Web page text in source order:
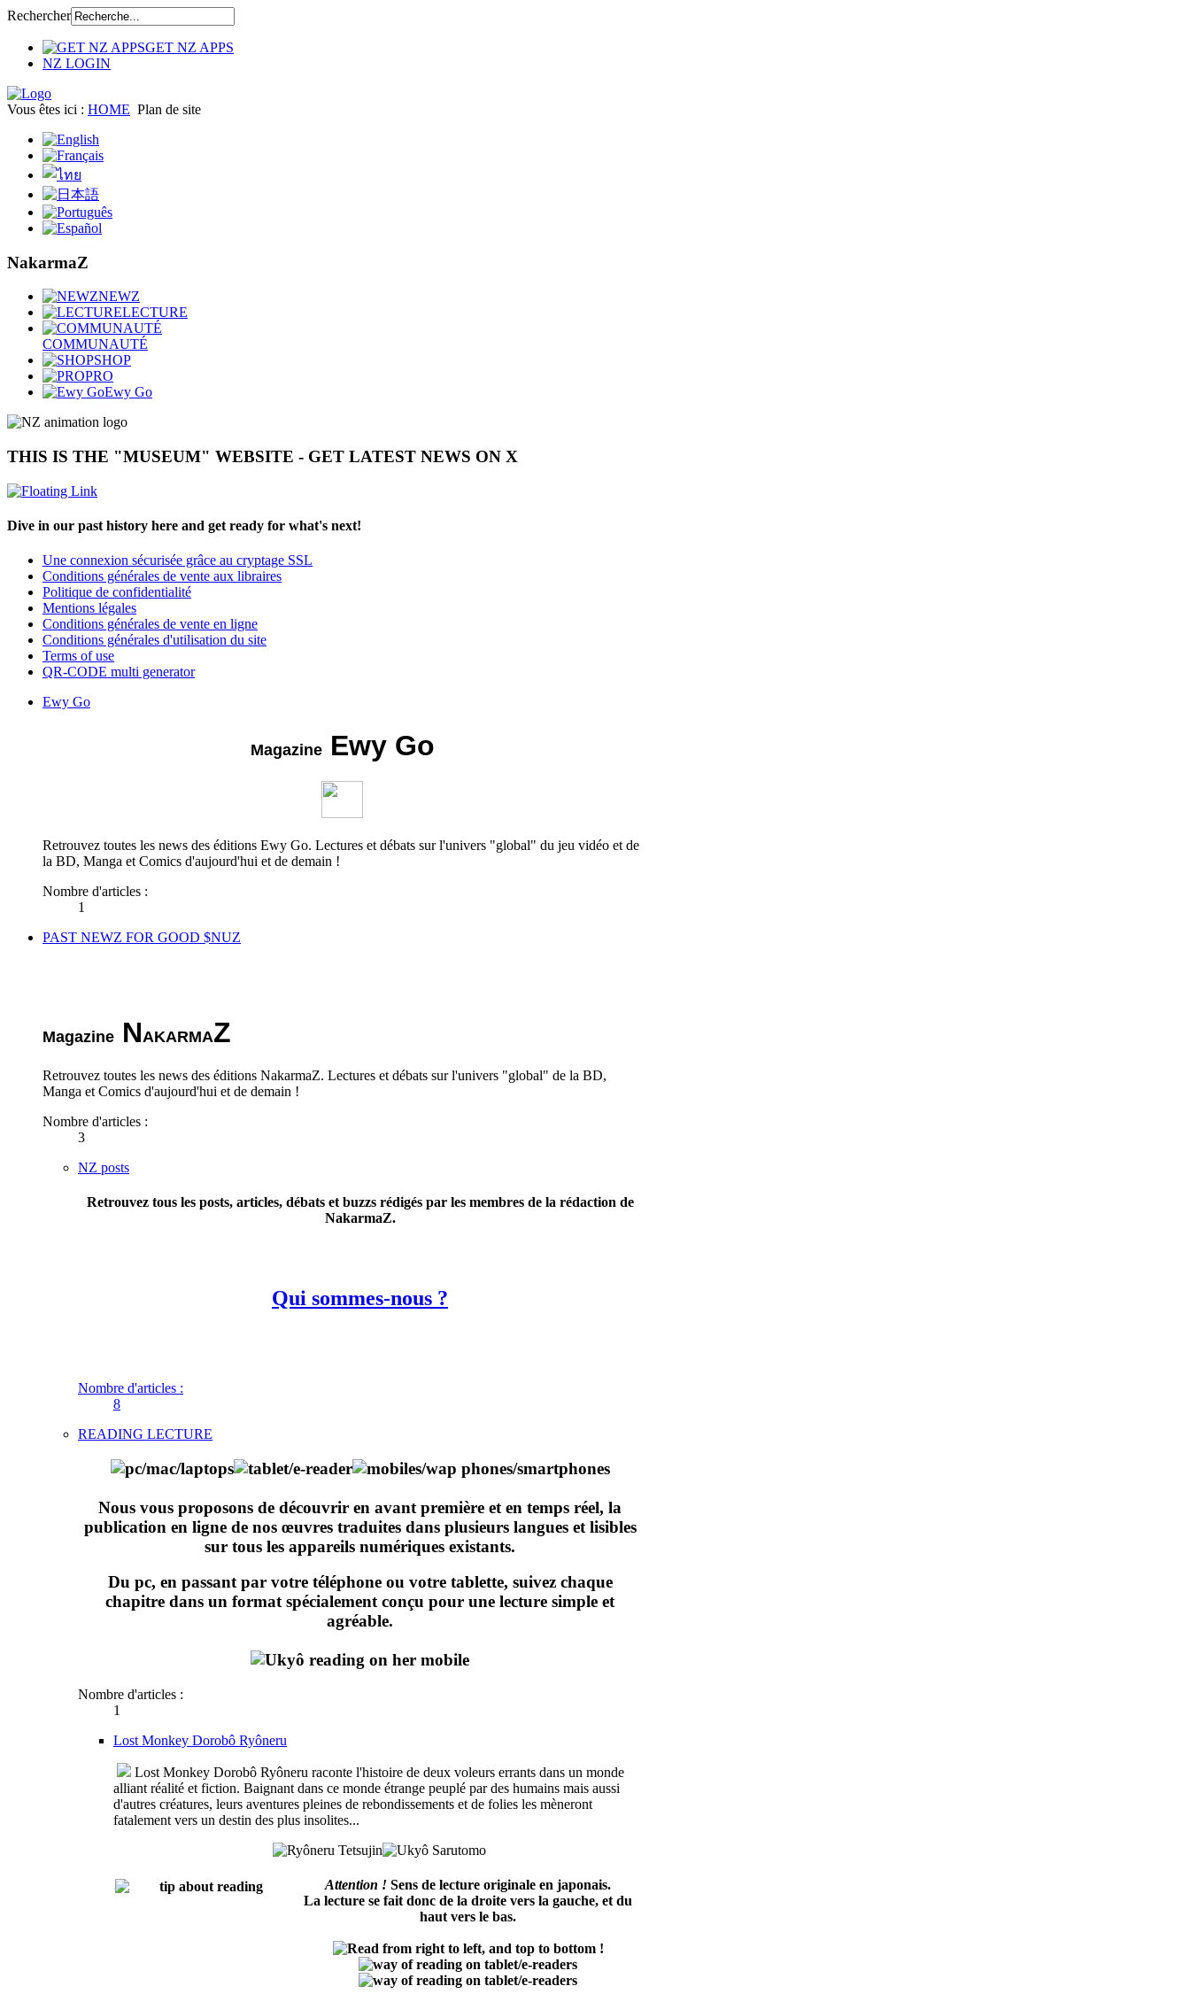
Rechercher
GET NZ APPS
NZ LOGIN
Vous êtes ici : HOME Plan de site
NakarmaZ
NEWZ
LECTURE
COMMUNAUTÉ
SHOP
PRO
Ewy Go
THIS IS THE "MUSEUM" WEBSITE - GET LATEST NEWS ON X
Dive in our past history here and get ready for what's next!
Une connexion sécurisée grâce au cryptage SSL
Conditions générales de vente aux libraires
Politique de confidentialité
Mentions légales
Conditions générales de vente en ligne
Conditions générales d'utilisation du site
Terms of use
QR-CODE multi generator
Ewy Go
Magazine Ewy Go
Retrouvez toutes les news des éditions Ewy Go. Lectures et débats sur l'univers "global" du jeu vidéo et de
la BD, Manga et Comics d'aujourd'hui et de demain !
Nombre d'articles :
1
PAST NEWZ FOR GOOD $NUZ
Magazine NAKARMAZ
Retrouvez toutes les news des éditions NakarmaZ. Lectures et débats sur l'univers "global" de la BD,
Manga et Comics d'aujourd'hui et de demain !
Nombre d'articles :
3
NZ posts
Retrouvez tous les posts, articles, débats et buzzs rédigés par les membres de la rédaction de
NakarmaZ.
Qui sommes-nous ?
Nombre d'articles :
8
READING LECTURE
Nous vous proposons de découvrir en avant première et en temps réel, la
publication en ligne de nos œuvres traduites dans plusieurs langues et lisibles
sur tous les appareils numériques existants.
Du pc, en passant par votre téléphone ou votre tablette, suivez chaque
chapitre dans un format spécialement conçu pour une lecture simple et
agréable.
Nombre d'articles :
1
Lost Monkey Dorobô Ryôneru
Lost Monkey Dorobô Ryôneru raconte l'histoire de deux voleurs errants dans un monde
alliant réalité et fiction. Baignant dans ce monde étrange peuplé par des humains mais aussi
d'autres créatures, leurs aventures pleines de rebondissements et de folies les mèneront
fatalement vers un destin des plus insolites...
Attention ! Sens de lecture originale en japonais.
La lecture se fait donc de la droite vers la gauche, et du
haut vers le bas.